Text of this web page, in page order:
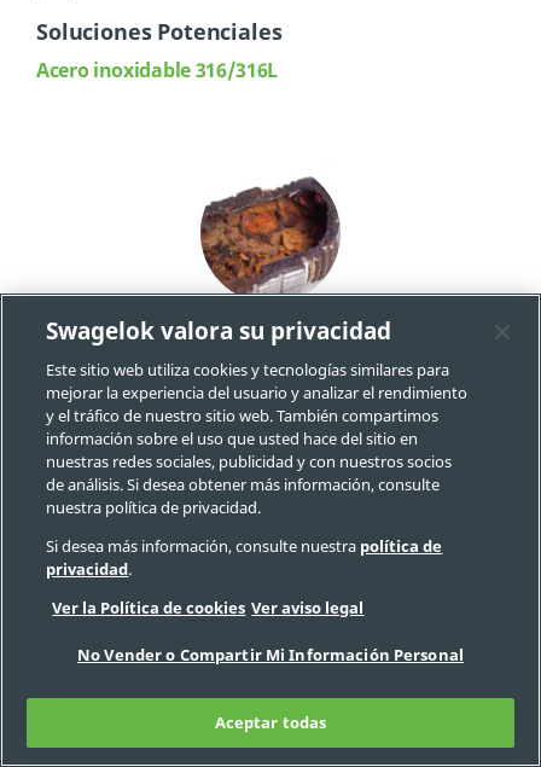
Soluciones Potenciales
Acero inoxidable 316/316L
Corrosión Galvánica en
Presencia de un Electrolito
La corrosión galvánica se produce cuando materiales
con potencial de electrodo desigual están en
contacto en presencia de un electrolito.
Swagelok valora su privacidad
Este sitio web utiliza cookies y tecnologías similares para
mejorar la experiencia del usuario y analizar el rendimiento
y el tráfico de nuestro sitio web. También compartimos
información sobre el uso que usted hace del sitio en
nuestras redes sociales, publicidad y con nuestros socios
de análisis. Si desea obtener más información, consulte
nuestra política de privacidad.
Si desea más información, consulte nuestra política de
privacidad.
Ver la Política de cookies Ver aviso legal
No Vender o Compartir Mi Información Personal
Aceptar todas